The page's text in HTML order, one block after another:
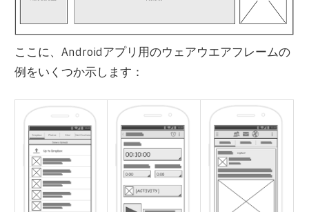
ここに、Androidアプリ用のウェアウエアフレームの
例をいくつか示します：